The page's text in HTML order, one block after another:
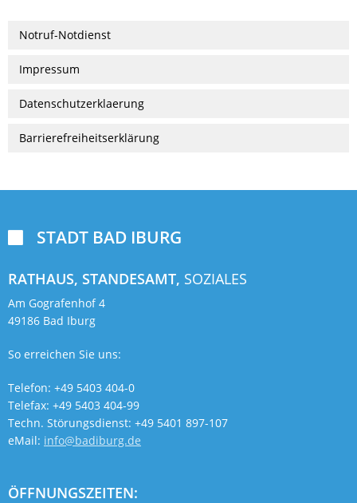
Notruf-Notdienst
Impressum
Datenschutzerklaerung
Barrierefreiheitserklärung
STADT BAD IBURG
RATHAUS, STANDESAMT, SOZIALES
Am Gografenhof 4
49186 Bad Iburg
So erreichen Sie uns:
Telefon: +49 5403 404-0
Telefax: +49 5403 404-99
Techn. Störungsdienst: +49 5401 897-107
eMail: info@badiburg.de
ÖFFNUNGSZEITEN: